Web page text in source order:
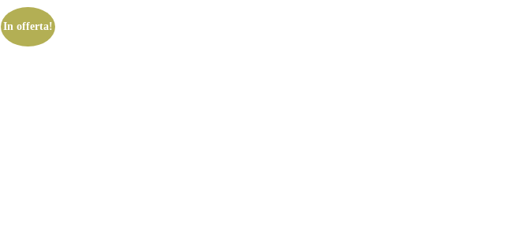
In offerta!